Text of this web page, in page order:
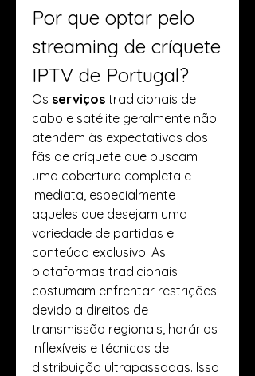
Por que optar pelo
streaming de críquete
IPTV de Portugal?
Os serviços tradicionais de
cabo e satélite geralmente não
atendem às expectativas dos
fãs de críquete que buscam
uma cobertura completa e
imediata, especialmente
aqueles que desejam uma
variedade de partidas e
conteúdo exclusivo. As
plataformas tradicionais
costumam enfrentar restrições
devido a direitos de
transmissão regionais, horários
inflexíveis e técnicas de
distribuição ultrapassadas. Isso